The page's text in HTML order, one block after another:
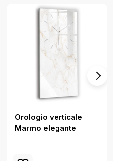
Orologio verticale
Marmo elegante